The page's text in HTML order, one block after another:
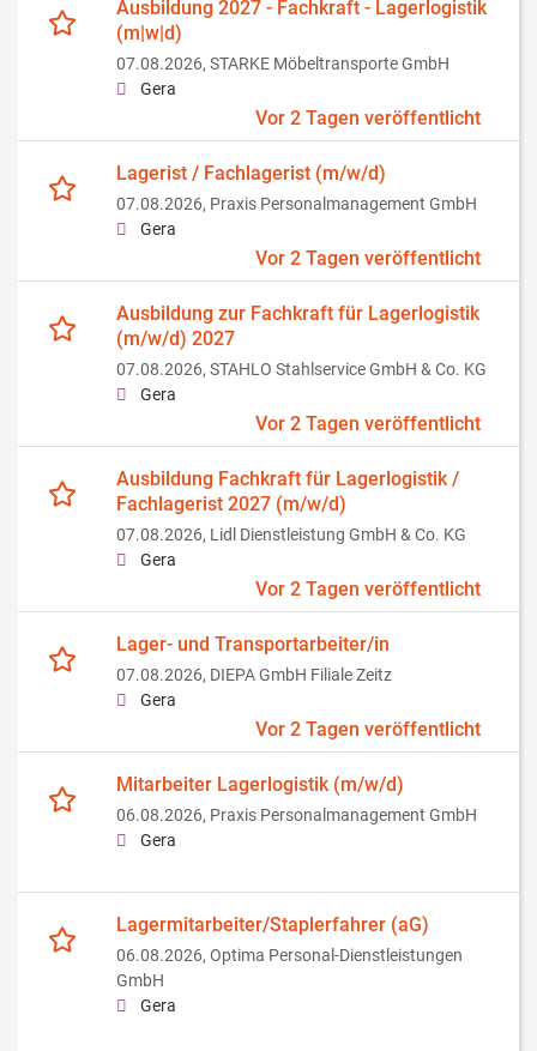
Ausbildung 2027 - Fachkraft - Lagerlogistik
(m|w|d)
07.08.2026, STARKE Möbeltransporte GmbH
Gera
Vor 2 Tagen veröffentlicht
Lagerist / Fachlagerist (m/w/d)
07.08.2026, Praxis Personalmanagement GmbH
Gera
Vor 2 Tagen veröffentlicht
Ausbildung zur Fachkraft für Lagerlogistik
(m/w/d) 2027
07.08.2026, STAHLO Stahlservice GmbH & Co. KG
Gera
Vor 2 Tagen veröffentlicht
Ausbildung Fachkraft für Lagerlogistik /
Fachlagerist 2027 (m/w/d)
07.08.2026, Lidl Dienstleistung GmbH & Co. KG
Gera
Vor 2 Tagen veröffentlicht
Lager- und Transportarbeiter/in
07.08.2026, DIEPA GmbH Filiale Zeitz
Gera
Vor 2 Tagen veröffentlicht
Mitarbeiter Lagerlogistik (m/w/d)
06.08.2026, Praxis Personalmanagement GmbH
Gera
Lagermitarbeiter/Staplerfahrer (aG)
06.08.2026, Optima Personal-Dienstleistungen
GmbH
Gera